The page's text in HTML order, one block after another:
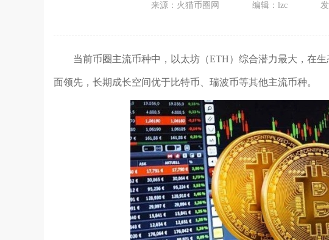
来源：火猫币圈网 编辑：lzc
当前币圈主流币种中，以太坊（ETH）综合潜力最大，在
面领先，长期成长空间优于比特币、瑞波币等其他主流币种。